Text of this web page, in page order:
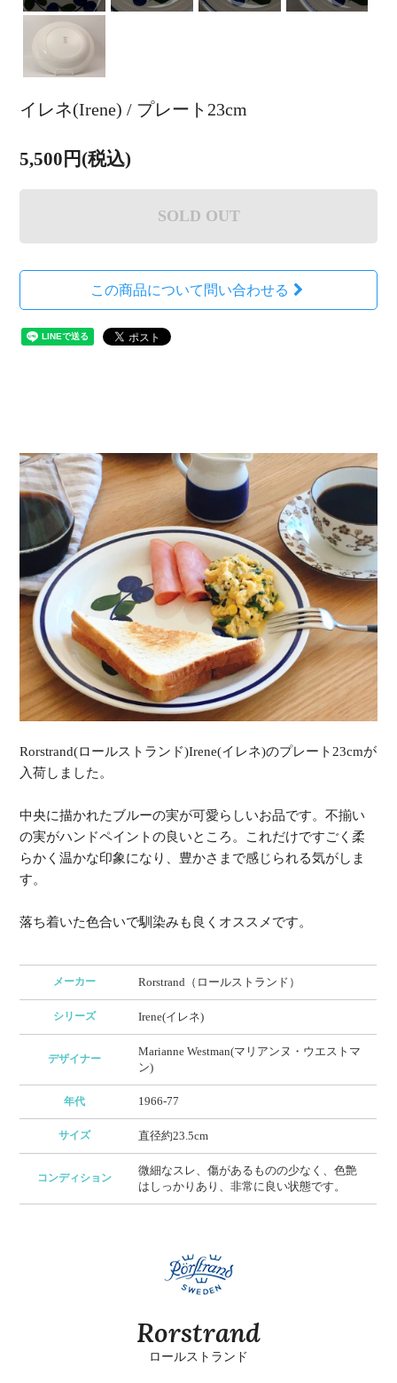
イレネ(Irene) / プレート23cm
5,500円(税込)
SOLD OUT
この商品について問い合わせる
Rorstrand(ロールストランド)Irene(イレネ)のプレート23cmが
入荷しました。
中央に描かれたブルーの実が可愛らしいお品です。不揃い
の実がハンドペイントの良いところ。これだけですごく柔
らかく温かな印象になり、豊かさまで感じられる気がしま
す。
落ち着いた色合いで馴染みも良くオススメです。
メーカー Rorstrand（ロールストランド）
シリーズ Irene(イレネ)
デザイナー
Marianne Westman(マリアンヌ・ウエストマ
ン)
年代 1966-77
サイズ 直径約23.5cm
コンディション
微細なスレ、傷があるものの少なく、色艶
はしっかりあり、非常に良い状態です。
Rorstrand
ロールストランド